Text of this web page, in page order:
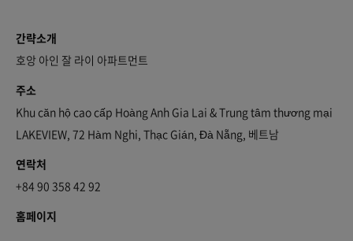
간략소개
호앙 아인 잘 라이 아파트먼트
주소
Khu căn hộ cao cấp Hoàng Anh Gia Lai & Trung tâm thương mại
LAKEVIEW, 72 Hàm Nghi, Thạc Gián, Đà Nẵng, 베트남
연락처
+84 90 358 42 92
홈페이지